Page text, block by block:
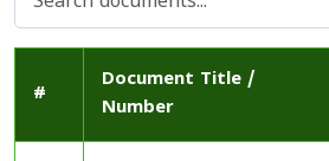
#
Document Title /
Number